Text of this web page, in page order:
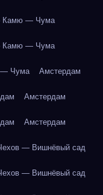
Камю — Чума
Камю — Чума
— Чума Амстердам
Амстердам
Амстердам
— Вишнёвый сад
— Вишнёвый сад